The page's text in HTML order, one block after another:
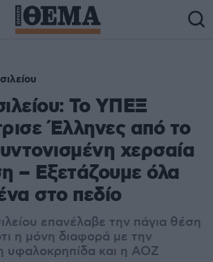
Το ΥΠΕΞ
Έλληνες από το
χερσαία
– Εξετάζουμε όλα
στο πεδίο
επανέλαβε την πάγια θέση
η μόνη διαφορά με την
η υφαλοκρηπίδα και η ΑΟΖ